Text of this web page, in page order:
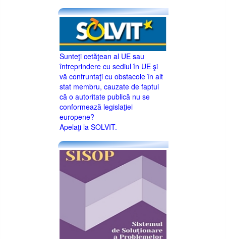
Sunteţi cetăţean al UE sau
întreprindere cu sediul în UE şi
vă confruntaţi cu obstacole în alt
stat membru, cauzate de faptul
că o autoritate publică nu se
conformează legislaţiei
europene?
Apelaţi la SOLVIT.